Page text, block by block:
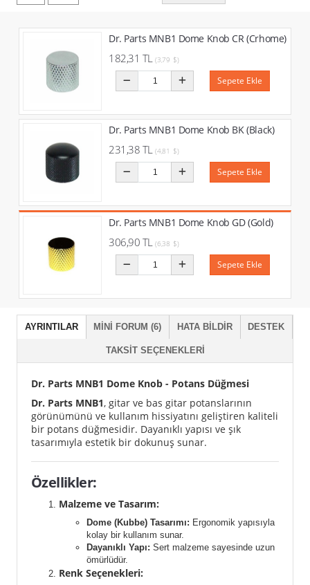
Dr. Parts MNB1 Dome Knob CR (Crhome)
182,31 TL(3,79 $)
Sepete Ekle
Dr. Parts MNB1 Dome Knob BK (Black)
231,38 TL(4,81 $)
Sepete Ekle
Dr. Parts MNB1 Dome Knob GD (Gold)
306,90 TL(6,38 $)
Sepete Ekle
AYRINTILAR MINI FORUM (6) HATA BILDIR DESTEK
TAKSIT SEÇENEKLERI
Dr. Parts MNB1 Dome Knob - Potans Düğmesi
Dr. Parts MNB1, gitar ve bas gitar potanslarının
görünümünü ve kullanım hissiyatını geliştiren kaliteli
bir potans düğmesidir. Dayanıklı yapısı ve şık
tasarımıyla estetik bir dokunuş sunar.
Özellikler:
Malzeme ve Tasarım:
Dome (Kubbe) Tasarımı: Ergonomik yapısıyla
kolay bir kullanım sunar.
Dayanıklı Yapı: Sert malzeme sayesinde uzun
ömürlüdür.
Renk Seçenekleri: